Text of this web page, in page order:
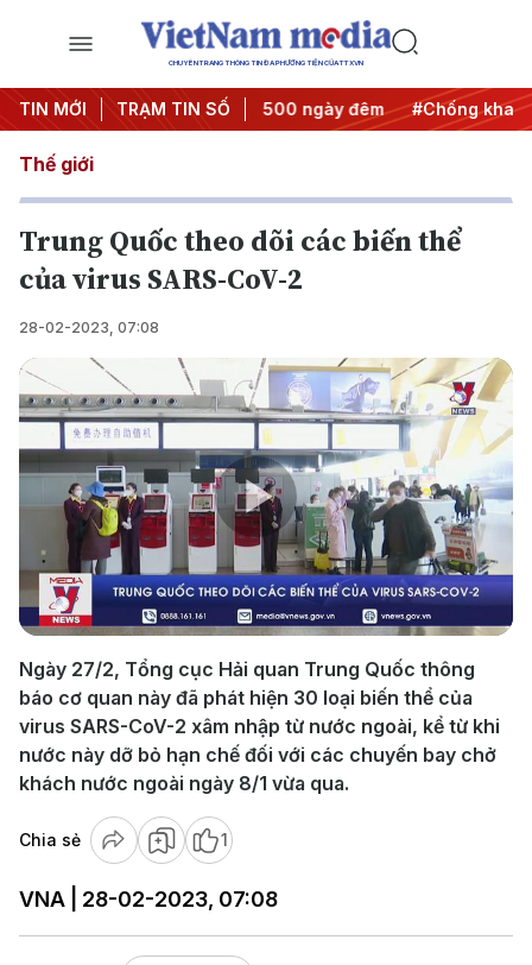
CHUYÊN TRANG THÔNG TIN ĐA PHƯƠNG TIỆN CỦA TTXVN
TIN MỚI TRẠM TIN SỐ
động #Chiến dịch 500 ngày đêm #Chống khai thác
Thế giới
Trung Quốc theo dõi các biến thể
của virus SARS-CoV-2
28-02-2023, 07:08
Play
Video
Ngày 27/2, Tổng cục Hải quan Trung Quốc thông
báo cơ quan này đã phát hiện 30 loại biến thể của
virus SARS-CoV-2 xâm nhập từ nước ngoài, kể từ khi
nước này dỡ bỏ hạn chế đối với các chuyến bay chở
khách nước ngoài ngày 8/1 vừa qua.
Chia sẻ 1
VNA | 28-02-2023, 07:08